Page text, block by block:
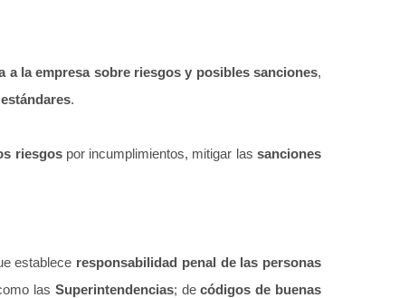
a la empresa sobre riesgos y posibles sanciones,
.
riesgospor incumplimientos, mitigar lassanciones
establece responsabilidad penal de las personas
las Superintendencias; decódigos de buenas